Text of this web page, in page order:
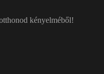
kényelméből!